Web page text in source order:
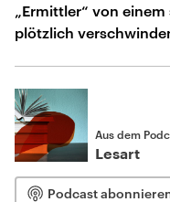
„Ermittler“ von
plötzlich
Aus dem
Lesart
Podcast